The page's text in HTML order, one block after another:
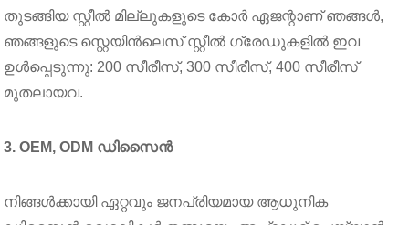
തുടങ്ങിയ സ്റ്റീൽ മില്ലുകളുടെ കോർ ഏജന്റാണ് ഞങ്ങൾ,
ഞങ്ങളുടെ സ്റ്റെയിൻലെസ് സ്റ്റീൽ ഗ്രേഡുകളിൽ ഇവ
ഉൾപ്പെടുന്നു: 200 സീരീസ്, 300 സീരീസ്, 400 സീരീസ്
മുതലായവ.
3. OEM, ODM ഡിസൈൻ
നിങ്ങൾക്കായി ഏറ്റവും ജനപ്രിയമായ ആധുനിക